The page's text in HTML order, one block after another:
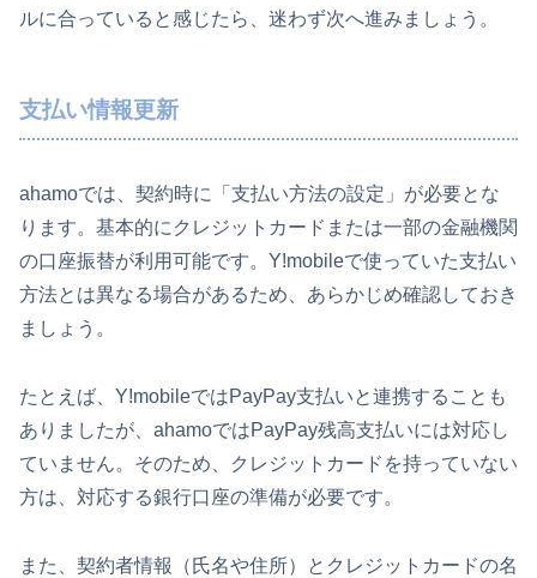
ルに合っていると感じたら、迷わず次へ進みましょう。
支払い情報更新
ahamoでは、契約時に「支払い方法の設定」が必要とな
ります。基本的にクレジットカードまたは一部の金融機関
の口座振替が利用可能です。Y!mobileで使っていた支払い
方法とは異なる場合があるため、あらかじめ確認しておき
ましょう。
たとえば、Y!mobileではPayPay支払いと連携することも
ありましたが、ahamoではPayPay残高支払いには対応し
ていません。そのため、クレジットカードを持っていない
方は、対応する銀行口座の準備が必要です。
また、契約者情報（氏名や住所）とクレジットカードの名